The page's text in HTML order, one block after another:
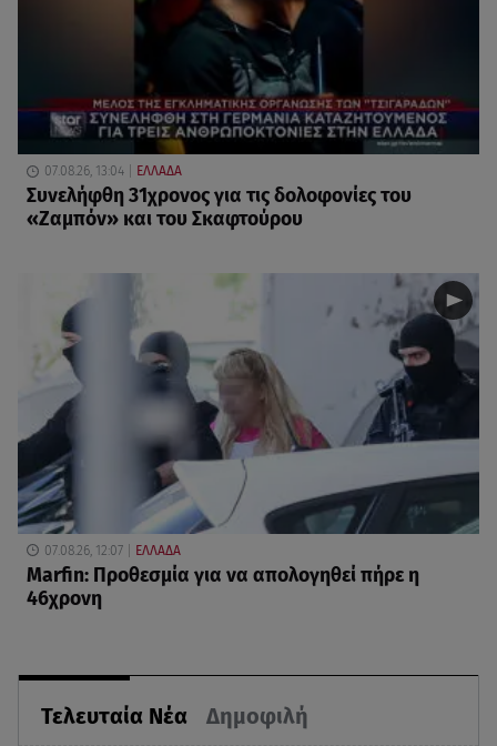
Τελευταία Νέα Δημοφιλή
07.08.26, 13:04 ΕΛΛΑΔΑ
Συνελήφθη 31χρονος για τις δολοφονίες του
«Ζαμπόν» και του Σκαφτούρου
07.08.26, 12:07 ΕΛΛΑΔΑ
Marfin: Προθεσμία για να απολογηθεί πήρε η
46χρονη